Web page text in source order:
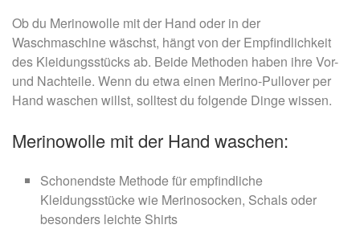
Ob du Merinowolle mit der Hand oder in der
Waschmaschine wäschst, hängt von der Empfindlichkeit
des Kleidungsstücks ab. Beide Methoden haben ihre Vor-
und Nachteile. Wenn du etwa einen Merino-Pullover per
Hand waschen willst, solltest du folgende Dinge wissen.
Merinowolle mit der Hand waschen:
Schonendste Methode für empfindliche
Kleidungsstücke wie Merinosocken, Schals oder
besonders leichte Shirts